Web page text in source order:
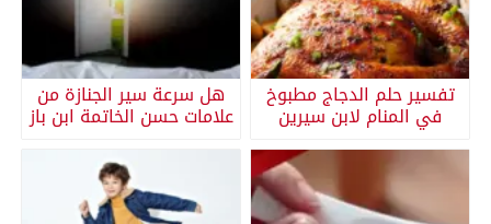
تفسير حلم الدجاج مطبوخ
في المنام لابن سيرين
هل سرعة سير الجنازة من
علامات حسن الخاتمة ابن باز